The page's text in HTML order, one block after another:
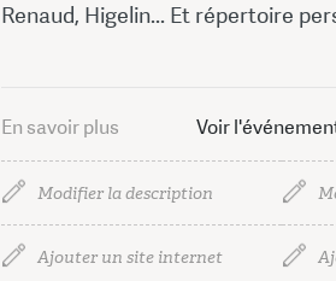
Renaud, Higelin... Et répertoire
En savoir plus Voir
Modifier la description
Ajouter un site internet